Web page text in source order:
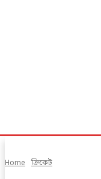
Home ক্রিকেট